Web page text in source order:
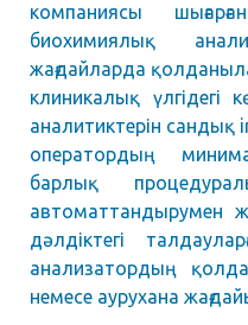
компаниясы
биохимиялық
жағдайларда
клиникалық үлгідегі
аналитиктерін
оператордың
барлық
автоматтандырумен
дәлдіктегі
анализатордың
немесе аурухана